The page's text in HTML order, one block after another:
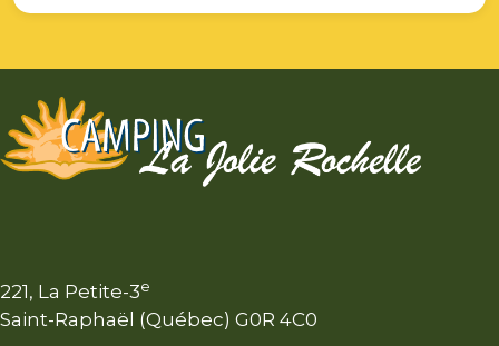
221, La Petite-3e
Saint-Raphaël (Québec) G0R 4C0